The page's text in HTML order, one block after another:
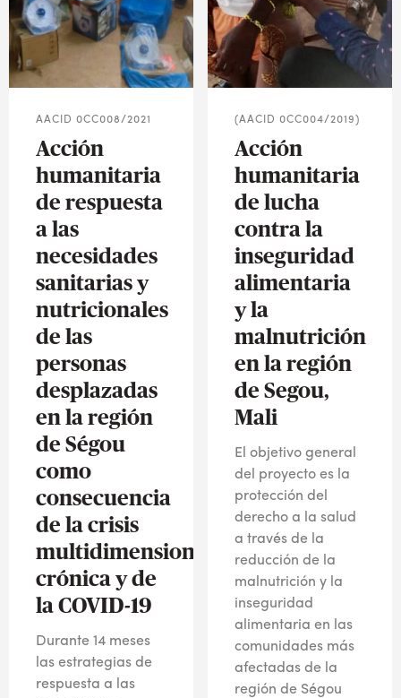
AACID 0CC008/2021
Acción
humanitaria
de respuesta
a las
necesidades
sanitarias y
nutricionales
de las
personas
desplazadas
en la región
de Ségou
como
consecuencia
de la crisis
multidimensional
crónica y de
la COVID-19
Durante 14 meses
las estrategias de
respuesta a las
(AACID 0CC004/2019)
Acción
humanitaria
de lucha
contra la
inseguridad
alimentaria
y la
malnutrición
en la región
de Segou,
Mali
El objetivo general
del proyecto es la
protección del
derecho a la salud
a través de la
reducción de la
malnutrición y la
inseguridad
alimentaria en las
comunidades más
afectadas de la
región de Ségou